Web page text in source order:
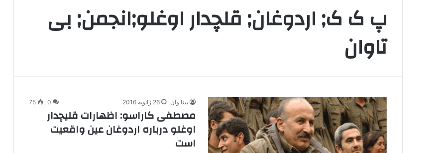
پ ک ک; اردوغان; قلچدار اوغلو;انجمن; بی
تاوان
بیتا وان 26 ژانویه 2016 0
75
مصطفی کاراسو: اظهارات قلیچدار
اوغلو درباره اردوغان عین واقعیت
است